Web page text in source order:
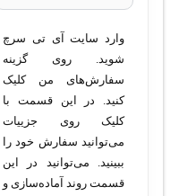
نوع پورت‌ها:
SFP+
با پشتیبانی از 10G
پشتیبانی از سرعت:
1G/10G برای هر
پورت
سازگاری:
سوئیچ‌های سری
Cisco Catalyst 9300
وارد سایت آی تی سرچ
شوید. روی گزینه
سفارش‌های من کلیک
کنید. در این قسمت با
کلیک روی جزییات
می‌توانید سفارش خود را
ببینید. می‌توانید در این
قسمت روند آماده‌سازی و